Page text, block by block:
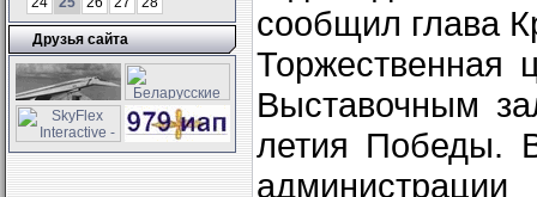
Друзья сайта
сообщил глава
Выставочным
летия Победы.